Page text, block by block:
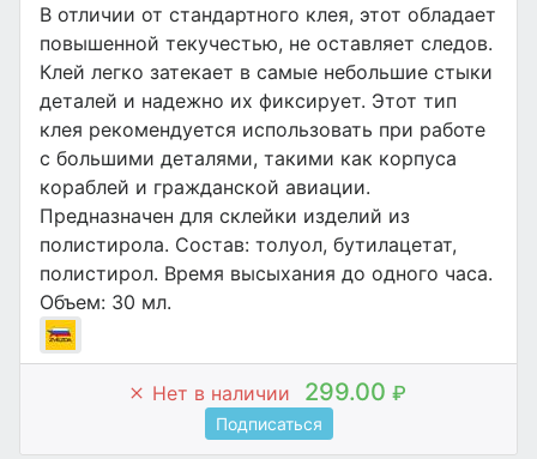
В отличии от стандартного клея, этот обладает
повышенной текучестью, не оставляет следов.
Клей легко затекает в самые небольшие стыки
деталей и надежно их фиксирует. Этот тип
клея рекомендуется использовать при работе
с большими деталями, такими как корпуса
кораблей и гражданской авиации.
Предназначен для склейки изделий из
полистирола. Состав: толуол, бутилацетат,
полистирол. Время высыхания до одного часа.
Объем: 30 мл.
Нет в наличии 299.00 ₽
Подписаться